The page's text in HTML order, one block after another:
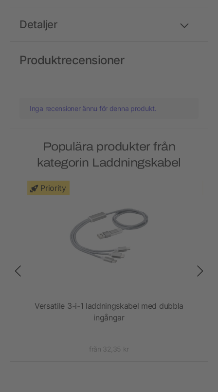
Detaljer
Produktrecensioner
Inga recensioner ännu för denna produkt.
Populära produkter från
kategorin Laddningskabel
Priority
Versatile 3-i-1 laddningskabel med dubbla
ingångar
från 32,35 kr